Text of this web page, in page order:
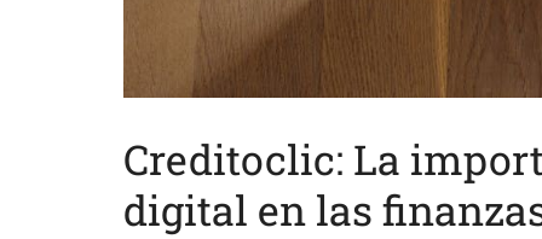
Creditoclic: La
digital en las